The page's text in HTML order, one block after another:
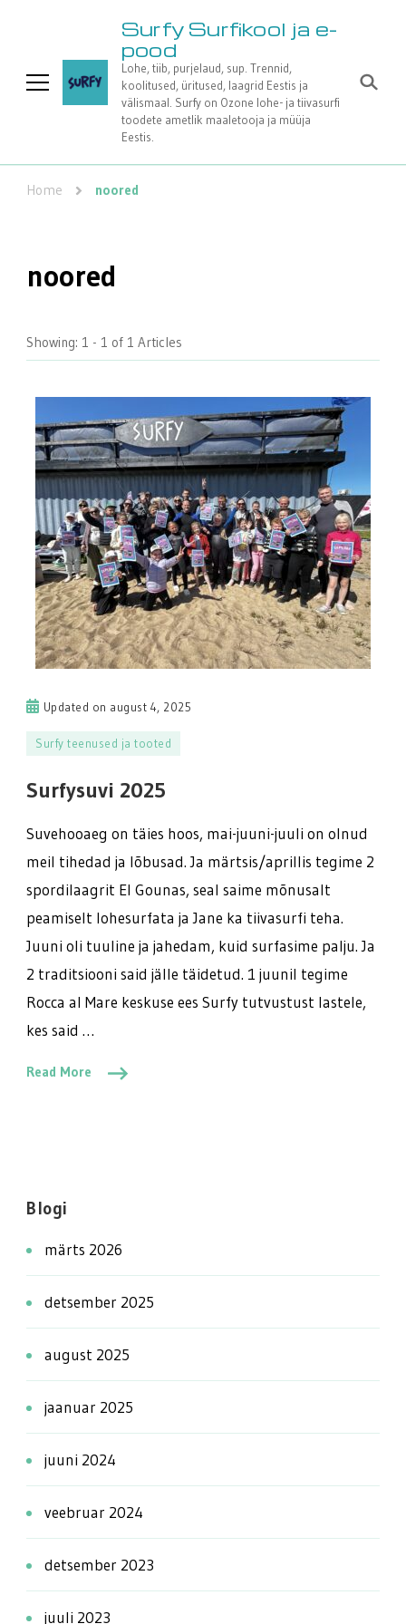
Surfy Surfikool ja e-
pood
Lohe, tiib, purjelaud, sup. Trennid,
koolitused, üritused, laagrid Eestis ja
välismaal. Surfy on Ozone lohe- ja tiivasurfi
toodete ametlik maaletooja ja müüja
Eestis.
Home noored
noored
Showing: 1 - 1 of 1 Articles
Updated on august 4, 2025
Surfy teenused ja tooted
Surfysuvi 2025
Suvehooaeg on täies hoos, mai-juuni-juuli on olnud
meil tihedad ja lõbusad. Ja märtsis/aprillis tegime 2
spordilaagrit El Gounas, seal saime mõnusalt
peamiselt lohesurfata ja Jane ka tiivasurfi teha.
Juuni oli tuuline ja jahedam, kuid surfasime palju. Ja
2 traditsiooni said jälle täidetud. 1 juunil tegime
Rocca al Mare keskuse ees Surfy tutvustust lastele,
kes said …
Read More
Blogi
märts 2026
detsember 2025
august 2025
jaanuar 2025
juuni 2024
veebruar 2024
detsember 2023
juuli 2023